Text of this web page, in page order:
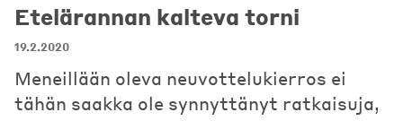
Etelärannan kalteva torni
19.2.2020
Meneillään oleva neuvottelukierros ei
tähän saakka ole synnyttänyt ratkaisuja,